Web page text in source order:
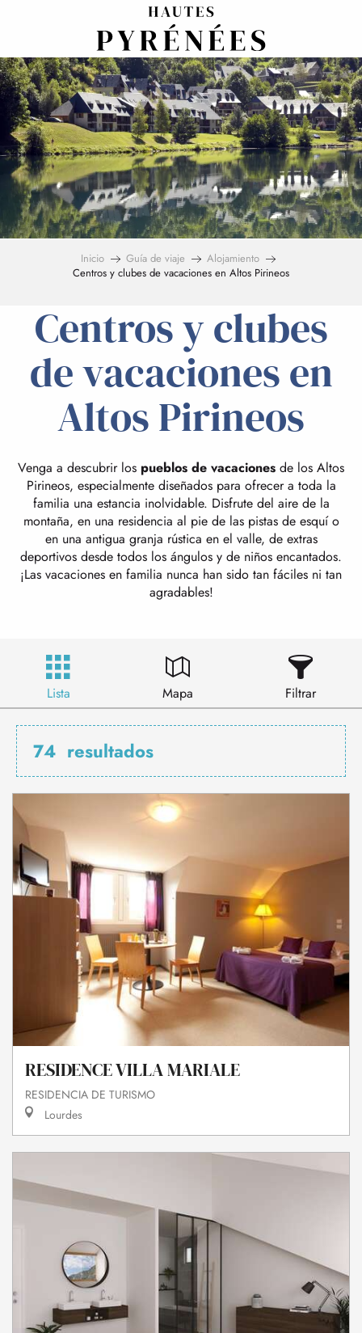
principal
Inicio Guía de viaje
Alojamiento
Centros y clubes de vacaciones en Altos Pirineos
Centros y clubes
de vacaciones en
Altos Pirineos
Venga a descubrir los pueblos de vacaciones de los Altos
Pirineos, especialmente diseñados para ofrecer a toda la
familia una estancia inolvidable. Disfrute del aire de la
montaña, en una residencia al pie de las pistas de esquí o
en una antigua granja rústica en el valle, de extras
deportivos desde todos los ángulos y de niños encantados.
¡Las vacaciones en familia nunca han sido tan fáciles ni tan
agradables!
Lista Mapa Filtrar
74 resultados
RESIDENCE VILLA MARIALE
RESIDENCIA DE TURISMO
Lourdes